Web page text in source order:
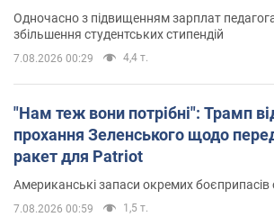
Одночасно з підвищенням зарплат
збільшення студентських стипендій
7.08.2026 00:29 4,4 т.
"Нам теж вони потрібні": Трамп
прохання Зеленського щодо
ракет для Patriot
Американські запаси окремих боєприпасів
7.08.2026 00:59 1,5 т.